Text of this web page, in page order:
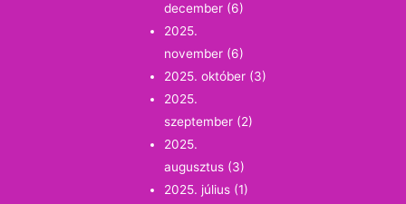
december (6)
2025.
november (6)
2025. október (3)
2025.
szeptember (2)
2025.
augusztus (3)
2025. július (1)